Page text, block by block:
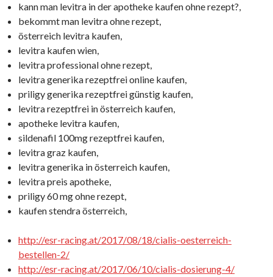
kann man levitra in der apotheke kaufen ohne rezept?,
bekommt man levitra ohne rezept,
österreich levitra kaufen,
levitra kaufen wien,
levitra professional ohne rezept,
levitra generika rezeptfrei online kaufen,
priligy generika rezeptfrei günstig kaufen,
levitra rezeptfrei in österreich kaufen,
apotheke levitra kaufen,
sildenafil 100mg rezeptfrei kaufen,
levitra graz kaufen,
levitra generika in österreich kaufen,
levitra preis apotheke,
priligy 60 mg ohne rezept,
kaufen stendra österreich,
http://esr-racing.at/2017/08/18/cialis-oesterreich-
bestellen-2/
http://esr-racing.at/2017/06/10/cialis-dosierung-4/